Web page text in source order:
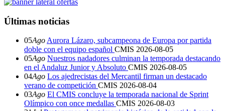
Últimas noticias
05Ago Aurora Lázaro, subcampeona de Europa por partida
doble con el equipo español CMIS 2026-08-05
05Ago Nuestros nadadores culminan la temporada destacando
en el Andaluz Junior y Absoluto CMIS 2026-08-05
04Ago Los ajedrecistas del Mercantil firman un destacado
verano de competición CMIS 2026-08-04
03Ago El CMIS concluye la temporada nacional de Sprint
Olímpico con once medallas CMIS 2026-08-03